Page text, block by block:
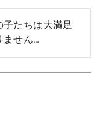
たちは大満足